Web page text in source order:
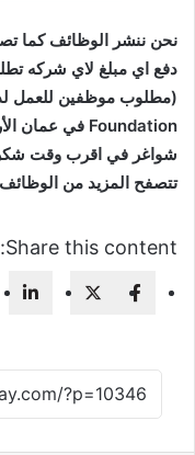
نحن ننشر الوظائف كما
دفع اي مبلغ لاي شركه
Foundation في عمان الأردن ) تم نشرها برغبة من
شواغر في اقرب وقت
تتصفح المزيد من
Share this content: